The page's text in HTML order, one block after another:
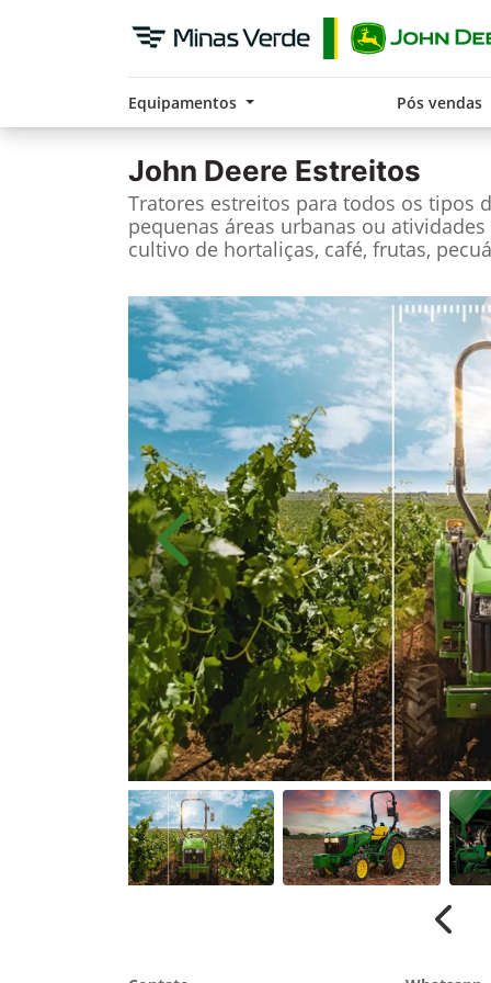
Equipamentos Pós vendas
John Deere Estreitos
Tratores estreitos para todos os tipos
pequenas áreas urbanas ou
cultivo de hortaliças, café, frutas,
Anterior